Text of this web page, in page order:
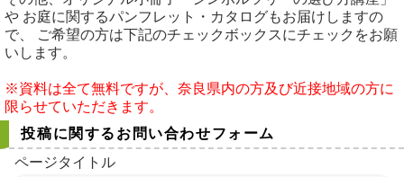
や お庭に関するパンフレット・カタログもお届けしますの
で、 ご希望の方は下記のチェックボックスにチェックをお願
いします。
※資料は全て無料ですが、奈良県内の方及び近接地域の方に
限らせていただきます。
投稿に関するお問い合わせフォーム
ページタイトル